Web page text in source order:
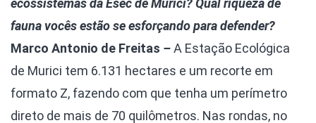
ecossistemas da Esec de Murici? Qual riqueza de
fauna vocês estão se esforçando para defender?
Marco Antonio de Freitas –A Estação Ecológica
de Murici tem 6.131 hectares e um recorte em
formato Z, fazendo com que tenha um perímetro
direto de mais de 70 quilômetros. Nas rondas, no